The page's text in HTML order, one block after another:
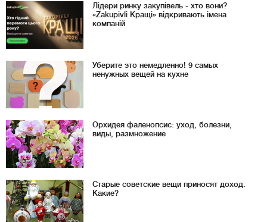
Лідери ринку закупівель - хто вони?
«Zakupivli Кращі» відкривають імена
компаній
Уберите это немедленно! 9 самых
ненужных вещей на кухне
Орхидея фаленопсис: уход, болезни,
виды, размножение
Старые советские вещи приносят доход.
Какие?